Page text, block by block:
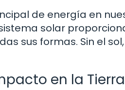
de energía en
solar
sus formas. Sin el
en la Tierra